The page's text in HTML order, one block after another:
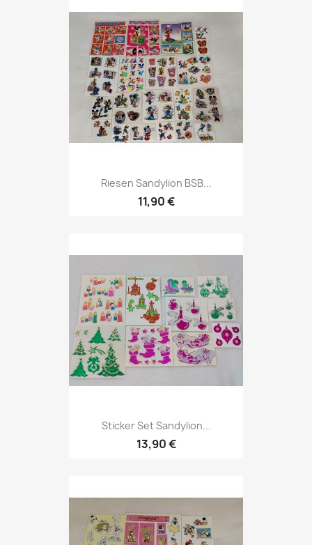
Riesen Sandylion BSB...
11,90 €
Sticker Set Sandylion...
13,90 €